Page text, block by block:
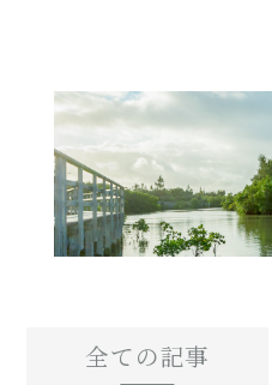
全ての記事